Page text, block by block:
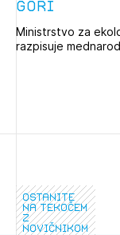
Gori
Ministrstvo za
razpisuje
ostanite
na tekočem
z
novičnikom
NAPREJ